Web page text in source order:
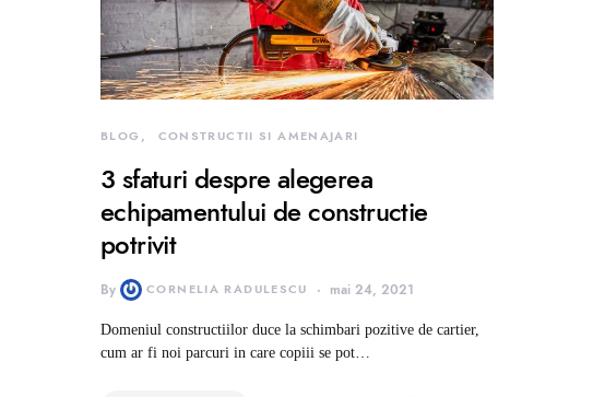
BLOG CONSTRUCTII SI AMENAJARI
3 sfaturi despre alegerea
echipamentului de constructie
potrivit
By CORNELIA RADULESCU mai 24, 2021
Domeniul constructiilor duce la schimbari pozitive de cartier,
cum ar fi noi parcuri in care copiii se pot…